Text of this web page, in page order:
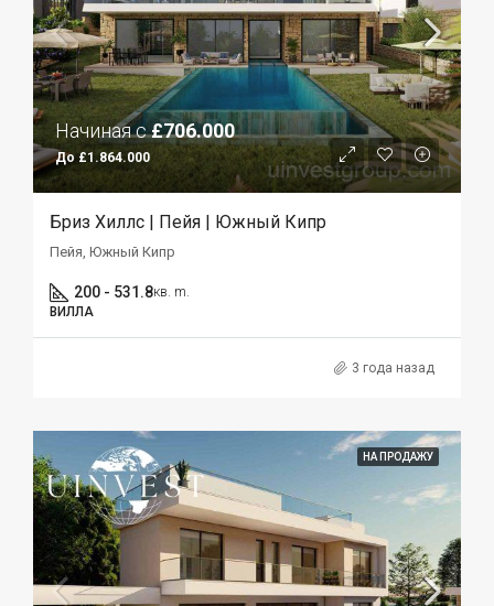
Начиная с£706.000
До £1.864.000
Бриз Хиллс | Пейя | Южный Кипр
Пейя, Южный Кипр
200 - 531.8кв. m.
ВИЛЛА
3 года назад
НА ПРОДАЖУ